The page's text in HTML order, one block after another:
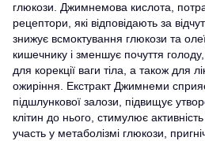
глюкози. Джимнемова кислота,
рецептори, які відповідають за
знижує всмоктування глюкози та
кишечнику і зменшує почуття
для корекції ваги тіла, а також для
ожиріння. Екстракт Джимнеми
підшлункової залози, підвищує
клітин до нього, стимулює
участь у метаболізмі глюкози,